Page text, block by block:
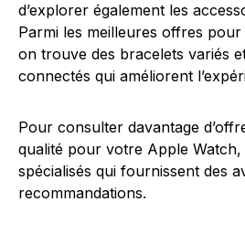
d’explorer également les
Parmi les meilleures offres
on trouve des bracelets variés
connectés qui améliorent
Pour consulter davantage
qualité pour votre Apple Watch,
spécialisés qui fournissent des
recommandations.